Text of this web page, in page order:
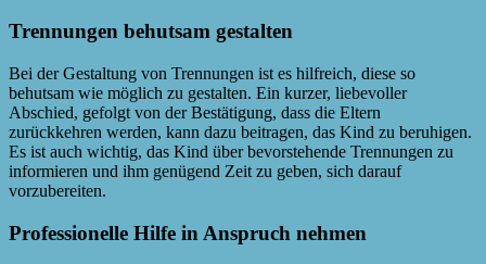
Trennungen behutsam gestalten
Bei der Gestaltung von Trennungen ist es hilfreich, diese so
behutsam wie möglich zu gestalten. Ein kurzer, liebevoller
Abschied, gefolgt von der Bestätigung, dass die Eltern
zurückkehren werden, kann dazu beitragen, das Kind zu beruhigen.
Es ist auch wichtig, das Kind über bevorstehende Trennungen zu
informieren und ihm genügend Zeit zu geben, sich darauf
vorzubereiten.
Professionelle Hilfe in Anspruch nehmen